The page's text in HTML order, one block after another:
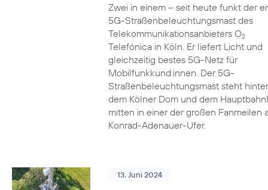
Zwei in einem – seit heute funkt der
5G-Straßenbeleuchtungsmast des
Telekommunikationsanbieters O2
Telefónica in Köln. Er liefert Licht und
gleichzeitig bestes 5G-Netz für
Mobilfunkkund:innen. Der 5G-
Straßenbeleuchtungsmast steht hinter
dem Kölner Dom und dem
mitten in einer der großen Fanmeilen
Konrad-Adenauer-Ufer.
13. Juni 2024